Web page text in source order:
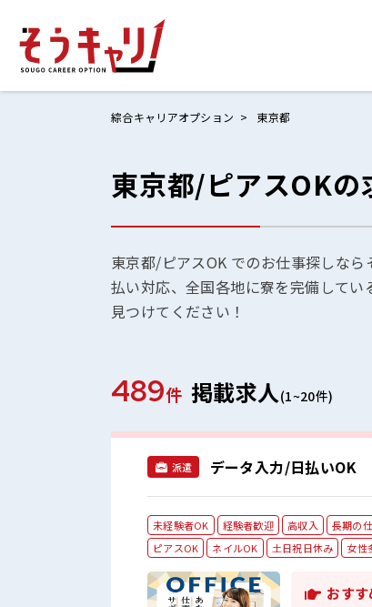
ホーム
お気に
お問い
綜合キャリアオプション 東京都
東京都/ピアスOKの
東京都/ピアスOK でのお仕事探しな
払い対応、全国各地に寮を完備して
見つけてください！
489件 掲載求人(1~20件)
派遣 データ入力/日払いOK
未経験者OK 経験者歓迎 高収入 長期の
ピアスOK
ネイルOK 土日祝日休み 女性
おす